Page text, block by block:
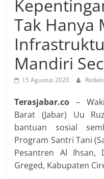
Tak Hanya
Mandiri
15 Agustus 2020
Terasjabar.co –
Barat (Jabar) Uu
bantuan sosial
Program Santri Tani
Pesantren Al Ihsan,
Greged, Kabupaten